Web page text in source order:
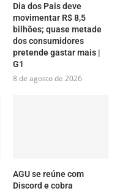
Dia dos Pais deve
movimentar R$ 8,5
bilhões; quase metade
dos consumidores
pretende gastar mais |
G1
8 de agosto de 2026
AGU se reúne com
Discord e cobra